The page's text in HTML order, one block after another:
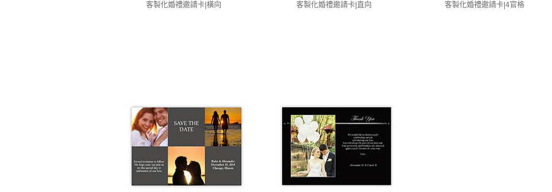
客製化婚禮邀請卡|橫向 客製化婚禮邀請卡|直向 客製化婚禮邀請卡|4官格